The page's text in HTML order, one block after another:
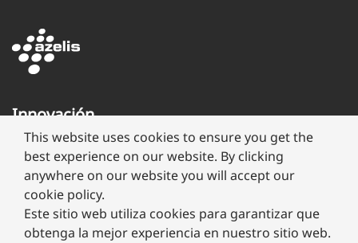
Innovación
través
de
formulación
This website uses cookies to ensure you get the
best experience on our website. By clicking
anywhere on our website you will accept our
cookie policy.
Este sitio web utiliza cookies para garantizar que
obtenga la mejor experiencia en nuestro sitio web.